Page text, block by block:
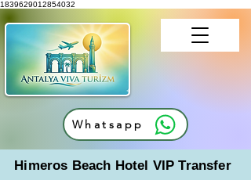
1839629012854032
Whatsapp
Himeros Beach Hotel VIP Transfer